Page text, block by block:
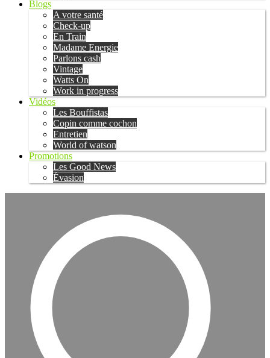
Blogs
A votre santé
Check-up
En Train
Madame Energie
Parlons cash
Vintage
Watts On
Work in progress
Vidéos
Les Bouffistas
Copin comme cochon
Entretien
World of watson
Promotions
Les Good News
Évasion